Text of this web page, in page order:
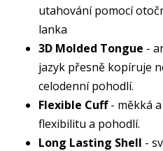
utahování pomocí
lanka
3D Molded Tongue -
jazyk přesně kopíruje
celodenní pohodlí.
Flexible Cuff- měkká
flexibilitu a pohodlí.
Long Lasting Shell -